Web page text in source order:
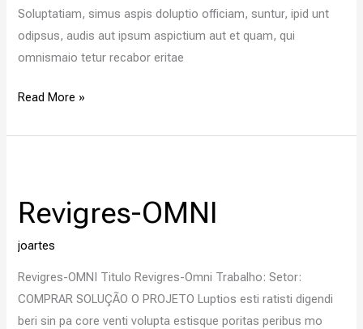
Soluptatiam, simus aspis doluptio officiam, suntur, ipid unt
odipsus, audis aut ipsum aspictium aut et quam, qui
omnismaio tetur recabor eritae
Read More »
Revigres-OMNI
joartes
Revigres-OMNI Titulo Revigres-Omni Trabalho: Setor:
COMPRAR SOLUÇÃO O PROJETO Luptios esti ratisti digendi
beri sin pa core venti volupta estisque poritas peribus mo